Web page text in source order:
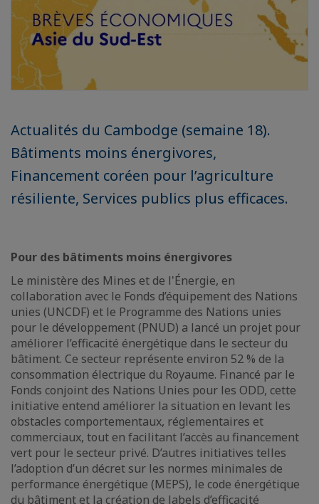
Actualités du Cambodge (semaine 18).
Bâtiments moins énergivores,
Financement coréen pour l’agriculture
résiliente, Services publics plus efficaces.
Pour des bâtiments moins énergivores
Le ministère des Mines et de l'Énergie, en
collaboration avec le Fonds d’équipement des Nations
unies (UNCDF) et le Programme des Nations unies
pour le développement (PNUD) a lancé un projet pour
améliorer l’efficacité énergétique dans le secteur du
bâtiment. Ce secteur représente environ 52 % de la
consommation électrique du Royaume. Financé par le
Fonds conjoint des Nations Unies pour les ODD, cette
initiative entend améliorer la situation en levant les
obstacles comportementaux, réglementaires et
commerciaux, tout en facilitant l’accès au financement
vert pour le secteur privé. D’autres initiatives telles
l’adoption d’un décret sur les normes minimales de
performance énergétique (MEPS), le code énergétique
du bâtiment et la création de labels d’efficacité